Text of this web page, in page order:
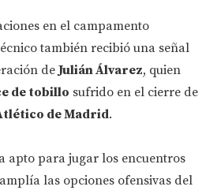
en el campamento
también recibió una señal
deJulián Álvarez, quien
de tobillo sufrido en el cierre de
de Madrid.
apto para jugar los encuentros
las opciones ofensivas del